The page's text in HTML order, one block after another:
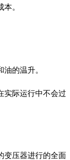
。
的温升。
实际运行中不会过
变压器进行的全面